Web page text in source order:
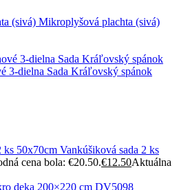
Mikroplyšová plachta (sivá)
3-dielna Sada Kráľovský spánok
Vankúšiková sada 2 ks
cena bola: €20.50.€12.50Aktuálna